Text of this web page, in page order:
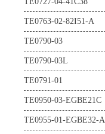
TE0763-02-82I51-A
TE0790-03
TE0790-03L
TE0791-01
TE0950-03-EGBE21C
TE0955-01-EGBE32-A